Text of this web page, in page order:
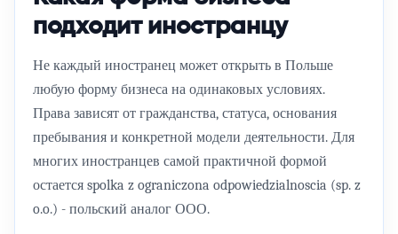
подходит иностранцу
Не каждый иностранец может открыть в Польше
любую форму бизнеса на одинаковых условиях.
Права зависят от гражданства, статуса, основания
пребывания и конкретной модели деятельности. Для
многих иностранцев самой практичной формой
остается spolka z ograniczona odpowiedzialnoscia (sp. z
o.o.) - польский аналог ООО.